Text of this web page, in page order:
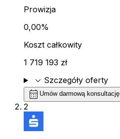
Prowizja
0,00%
Koszt całkowity
1 719 193 zł
expand_more Szczegóły oferty
calendar_month Umów darmową konsultację
2